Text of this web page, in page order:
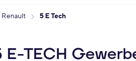
Renault 5 E Tech
E-TECH